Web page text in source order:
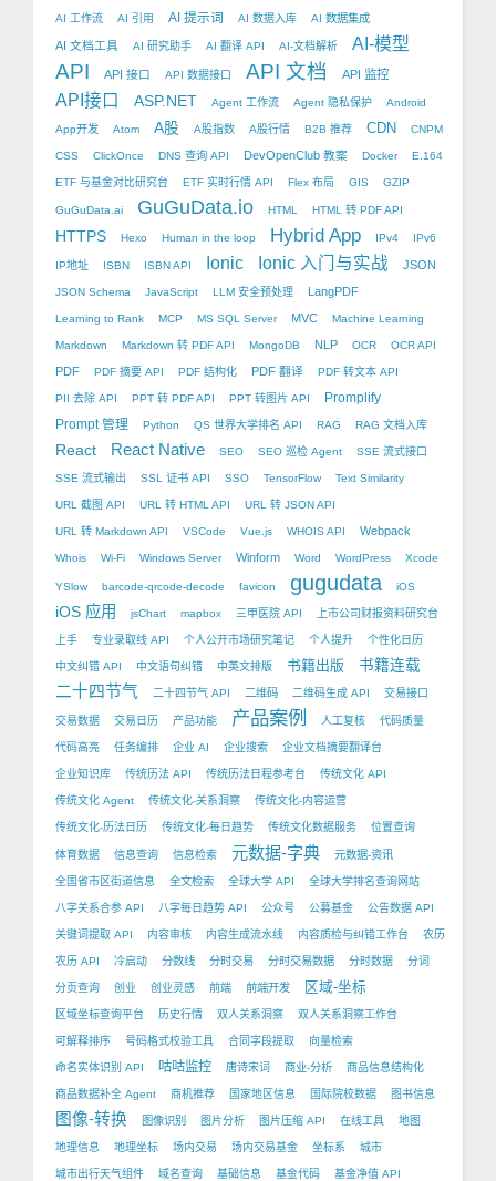
AI 工作流 AI 引用 AI 提示词 AI 数据入库 AI 数据集成
AI 文档工具 AI 研究助手 AI 翻译 API AI-文档解析 AI-模型
API API 接口 API 数据接口 API 文档 API 监控
API接口 ASP.NET Agent 工作流 Agent 隐私保护 Android
App开发 Atom A股 A股指数 A股行情 B2B 推荐 CDN CNPM
CSS ClickOnce DNS 查询 API DevOpenClub 教案 Docker E.164
ETF 与基金对比研究台 ETF 实时行情 API Flex 布局 GIS GZIP
GuGuData.ai GuGuData.io HTML HTML 转 PDF API
HTTPS Hexo Human in the loop Hybrid App IPv4 IPv6
IP地址 ISBN ISBN API Ionic Ionic 入门与实战 JSON
JSON Schema JavaScript LLM 安全预处理 LangPDF
Learning to Rank MCP MS SQL Server MVC Machine Learning
Markdown Markdown 转 PDF API MongoDB NLP OCR OCR API
PDF PDF 摘要 API PDF 结构化 PDF 翻译 PDF 转文本 API
PII 去除 API PPT 转 PDF API PPT 转图片 API
Promplify
Prompt 管理
Python QS 世界大学排名 API RAG RAG 文档入库
React React Native SEO SEO 巡检 Agent SSE 流式接口
SSE 流式输出 SSL 证书 API SSO TensorFlow Text Similarity
URL 截图 API URL 转 HTML API URL 转 JSON API
URL 转 Markdown API VSCode Vue.js WHOIS API Webpack
Whois Wi-Fi Windows Server Winform Word WordPress Xcode
YSlow barcode-qrcode-decode favicon gugudata iOS
iOS 应用 jsChart mapbox 三甲医院 API 上市公司财报资料研究台
上手 专业录取线 API 个人公开市场研究笔记 个人提升 个性化日历
中文纠错 API 中文语句纠错 中英文排版 书籍出版 书籍连载
二十四节气 二十四节气 API 二维码 二维码生成 API 交易接口
交易数据 交易日历 产品功能 产品案例 人工复核 代码质量
代码高亮 任务编排 企业 AI 企业搜索 企业文档摘要翻译台
企业知识库 传统历法 API 传统历法日程参考台 传统文化 API
传统文化 Agent 传统文化-关系洞察 传统文化-内容运营
传统文化-历法日历 传统文化-每日趋势 传统文化数据服务 位置查询
体育数据 信息查询 信息检索 元数据-字典 元数据-资讯
全国省市区街道信息 全文检索 全球大学 API 全球大学排名查询网站
八字关系合参 API 八字每日趋势 API 公众号 公募基金 公告数据 API
关键词提取 API 内容审核 内容生成流水线 内容质检与纠错工作台 农历
农历 API 冷启动 分数线 分时交易 分时交易数据 分时数据 分词
分页查询 创业 创业灵感 前端 前端开发 区域-坐标
区域坐标查询平台 历史行情 双人关系洞察 双人关系洞察工作台
可解释排序 号码格式校验工具 合同字段提取 向量检索
命名实体识别 API 咕咕监控 唐诗宋词 商业-分析 商品信息结构化
商品数据补全 Agent 商机推荐 国家地区信息 国际院校数据 图书信息
图像-转换 图像识别 图片分析 图片压缩 API 在线工具 地图
地理信息 地理坐标 场内交易 场内交易基金 坐标系 城市
城市出行天气组件 域名查询 基础信息 基金代码 基金净值 API